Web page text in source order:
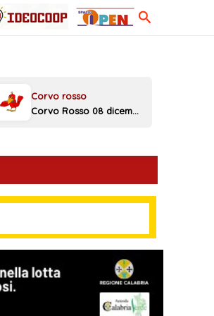
Cerca
Corvo Rosso 08 dicembre 2025